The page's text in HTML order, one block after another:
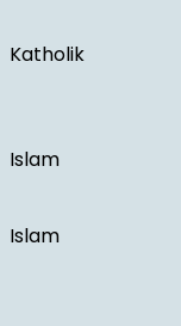
Katholik
Islam
Islam